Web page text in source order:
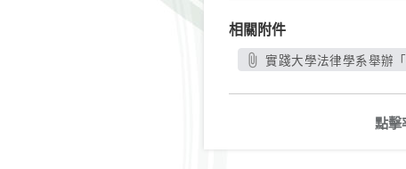
相關附件
實踐大學法律學系舉辦
點擊